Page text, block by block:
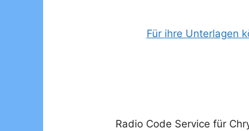
Für ihre Unterlagen
Radio Code Service für